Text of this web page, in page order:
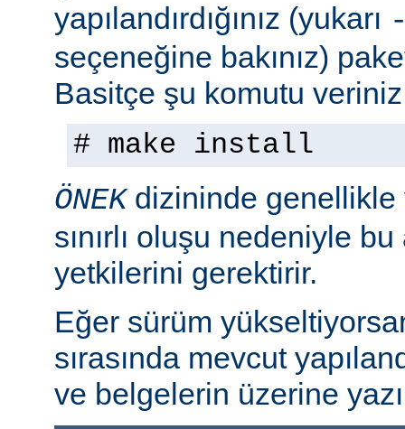
yapılandırdığınız (yukarı
seçeneğine bakınız)
Basitçe şu komutu
# make install
ÖNEKdizininde genellikle
sınırlı oluşu nedeniyle
yetkilerini gerektirir.
Eğer sürüm
sırasında mevcut
ve belgelerin üzerine